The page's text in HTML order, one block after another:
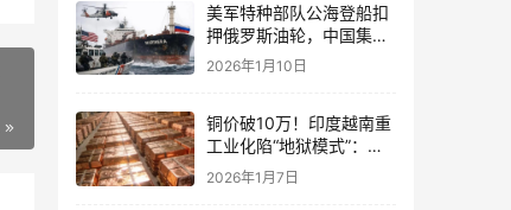
美军特种部队公海登船扣
押俄罗斯油轮，中国集装
箱武装船早有准备？
2026年1月10日
铜价破10万！印度越南重
工业化陷“地狱模式”：中
国当年抄底的历史红利，
再也复刻不了
2026年1月7日